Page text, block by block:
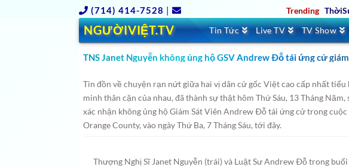
(714) 414-7528 | Trending
NGƯỜIVIỆT.TV Tin Tức Live TV TV Show
TNS Janet Nguyễn không ủng hộ GSV Andrew Ðỗ tái ứng cử
Tin đồn về chuyện rạn nứt giữa hai vị dân cử gốc Việt cao cấp nhất
minh thân cận của nhau, đã thành sự thật hôm Thứ Sáu, 13 Tháng
xác nhận không ủng hộ Giám Sát Viên Andrew Ðỗ tái ứng cử trong
Orange County, vào ngày Thứ Ba, 7 Tháng Sáu, tới đây.
Thượng Nghị Sĩ Janet Nguyễn (trái) và Luật Sư Andrew Ðỗ trong